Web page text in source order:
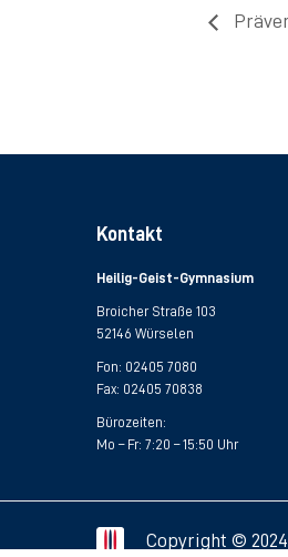
Kontakt
Heilig-Geist-Gymnasium
Broicher Straße 103
52146 Würselen
Fon: 02405 7080
Fax: 02405 70838
Bürozeiten:
Mo – Fr: 7:20 – 15:50 Uhr
Copyright ©